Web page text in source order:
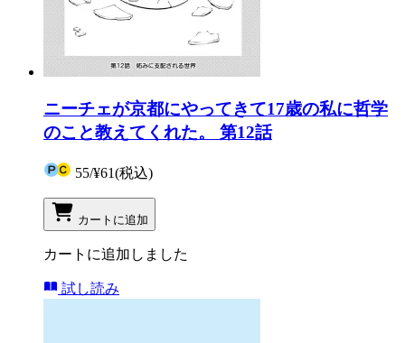
ニーチェが京都にやってきて17歳の私に哲学
のこと教えてくれた。 第12話
55/¥61(税込)
カートに追加
カートに追加しました
試し読み